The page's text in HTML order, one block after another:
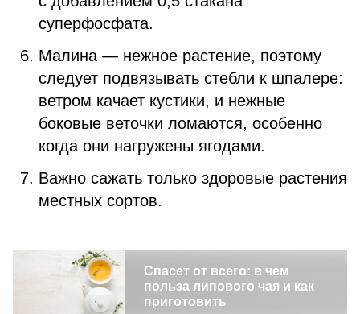
суперфосфата.
Малина — нежное растение, поэтому
следует подвязывать стебли к шпалере:
ветром качает кустики, и нежные
боковые веточки ломаются, особенно
когда они нагружены ягодами.
Важно сажать только здоровые растения
местных сортов.
Спасет от всего: в чем
польза липового чая и как
приготовить